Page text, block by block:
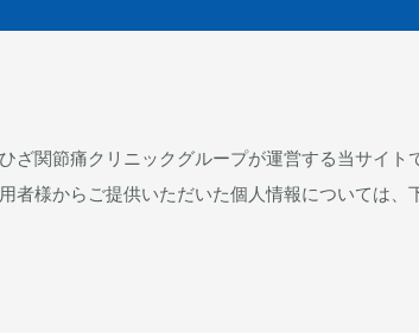
ざ関節痛クリニックグループが運営する当サイト
者様からご提供いただいた個人情報については、